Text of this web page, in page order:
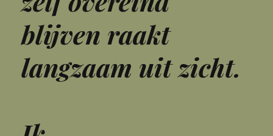
blijven raakt
langzaam uit zicht.